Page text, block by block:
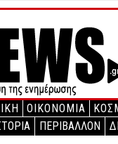
ΟΙΚΟΝΟΜΙΑ
ΠΕΡΙΒΑΛΛΟΝ